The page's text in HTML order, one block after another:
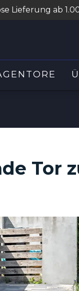
Lieferung ab
Tor